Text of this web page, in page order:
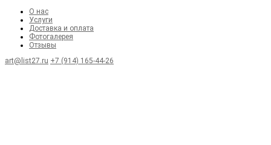
О нас
Услуги
Доставка и оплата
Фотогалерея
Отзывы
art@list27.ru +7 (914) 165-44-26